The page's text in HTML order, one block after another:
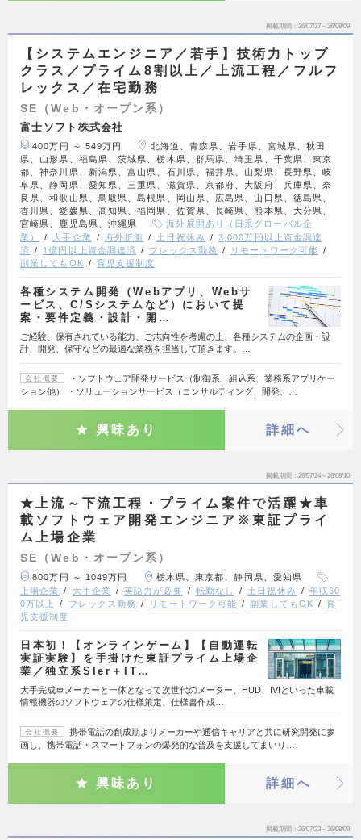
掲載期間 26/07/27～26/08/09
【システムエンジニア／若手】技術力トップ
クラス／プライム8割以上／上流工程／フルフ
レックス／在宅勤務
SE（Web・オープン系）
富士ソフト株式会社
400万円 ～ 549万円
北海道、青森県、岩手県、宮城県、秋田
県、山形県、福島県、茨城県、栃木県、群馬県、埼玉県、千葉県、東京
都、神奈川県、新潟県、富山県、石川県、福井県、山梨県、長野県、岐
阜県、静岡県、愛知県、三重県、滋賀県、京都府、大阪府、兵庫県、奈
良県、和歌山県、鳥取県、島根県、岡山県、広島県、山口県、徳島県、
香川県、愛媛県、高知県、福岡県、佐賀県、長崎県、熊本県、大分県、
宮崎県、鹿児島県、沖縄県
海外展開あり（日系グローバル企
業）
大手企業 海外折衝 土日祝休み
3,000万円以上資金調達
済
1億円以上資金調達済 フレックス勤務
リモートワーク可能
副業してもOK
育児支援制度
各種システム開発（Webアプリ、Webサ
ービス、C/Sシステムなど）において提
案・要件定義・設計・開…
ご経験、保有されている能力、ご志向性を考慮の上、各種システムの企画・設
計、開発、保守などの最適な業務を担当して頂きます。…
会社概要
・ソフトウェア開発サービス（制御系、組込系、業務系アプリケー
ション他） ・ソリューションサービス（コンサルティング、開発、…
興味あり 詳細へ
掲載期間 26/07/24～26/08/10
★上流～下流工程・プライム案件で活躍★車
載ソフトウェア開発エンジニア※東証プライ
ム上場企業
SE（Web・オープン系）
800万円 ～ 1049万円
栃木県、東京都、静岡県、愛知県
上場企業
大手企業 英語力が必要 転勤なし 土日祝休み
年収60
0万以上
フレックス勤務 リモートワーク可能 副業してもOK
育
児支援制度
日本初！【オンラインゲーム】【自動運転
実証実験】を手掛けた東証プライム上場企
業／独立系SIer＋IT…
大手完成車メーカーと一体となって次世代のメーター、HUD、IVIといった車載
情報機器のソフトウェアの仕様策定、仕様書作成…
会社概要
携帯電話の創成期よりメーカーや通信キャリアと共に研究開発に参
画し、携帯電話・スマートフォンの爆発的な普及を支援してまいり…
興味あり 詳細へ
掲載期間 26/07/23～26/08/09